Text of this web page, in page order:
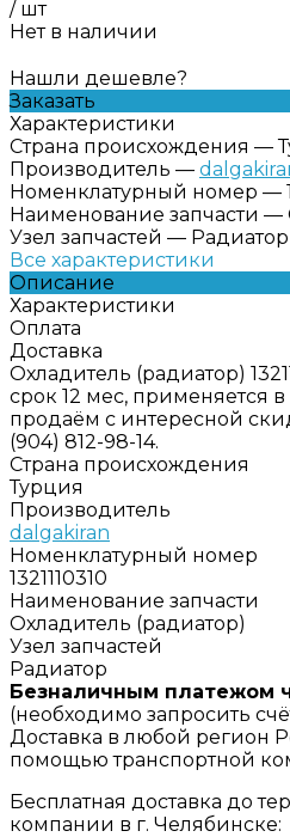
/ шт
Нет в наличии
Нашли дешевле?
Заказать
Характеристики
Страна происхождения —
Производитель —
Номенклатурный номер —
Наименование запчасти —
Узел запчастей — Радиатор
Все характеристики
Описание
Характеристики
Оплата
Доставка
Охладитель (радиатор)
срок 12 мес, применяется
продаём с интересной
(904) 812-98-14.
Страна происхождения
Турция
Производитель
dalgakiran
Номенклатурный номер
1321110310
Наименование запчасти
Охладитель (радиатор)
Узел запчастей
Радиатор
Безналичным платежом
(необходимо запросить
Доставка в любой регион
помощью транспортной
Бесплатная доставка до
компании в г. Челябинске: